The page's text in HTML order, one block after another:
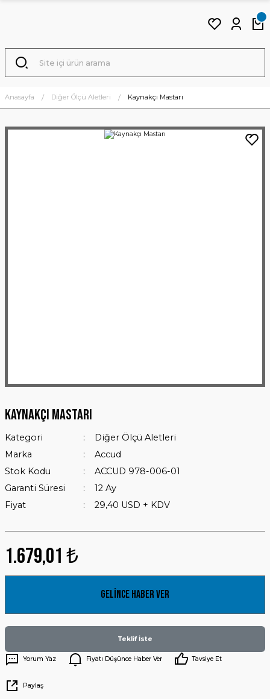
Anasayfa Diğer Ölçü Aletleri Kaynakçı Mastarı
Kaynakçı Mastarı
Kategori
Diğer Ölçü Aletleri
Marka
Accud
Stok Kodu
ACCUD 978-006-01
Garanti Süresi
12 Ay
Fiyat
29,40 USD + KDV
1.679,01 ₺
Gelince Haber Ver
Teklif İste
Yorum Yaz Fiyatı Düşünce Haber Ver Tavsiye Et
Paylaş